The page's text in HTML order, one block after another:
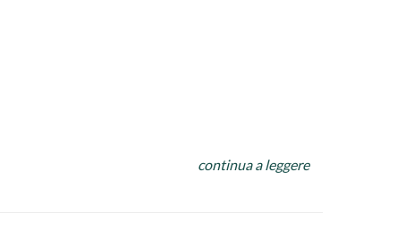
continua a leggere